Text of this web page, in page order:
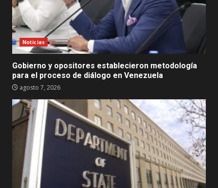
Noticias
Gobierno y opositores establecieron metodología
para el proceso de diálogo en Venezuela
agosto 7, 2026